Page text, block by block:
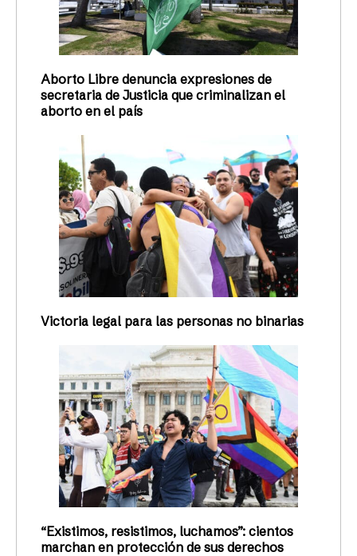
Aborto Libre denuncia expresiones de
secretaria de Justicia que criminalizan el
aborto en el país
Victoria legal para las personas no binarias
“Existimos, resistimos, luchamos”: cientos
marchan en protección de sus derechos